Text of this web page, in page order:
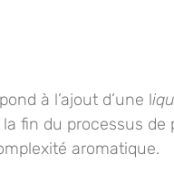
à l’ajout d’une l
la fin du processus de
aromatique.